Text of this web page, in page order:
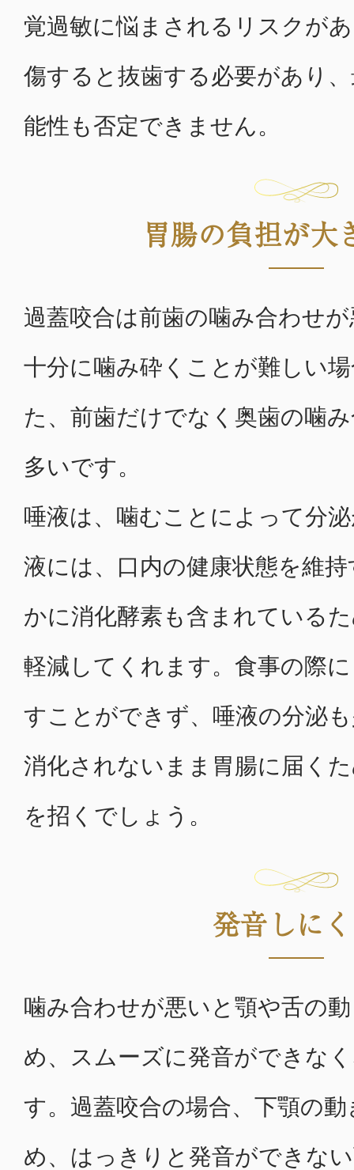
覚過敏に悩まされるリスクが
傷すると抜歯する必要があり
能性も否定できません。
胃腸の負担が大
過蓋咬合は前歯の噛み合わせ
十分に噛み砕くことが難しい
た、前歯だけでなく奥歯の噛
多いです。
唾液は、噛むことによって分
液には、口内の健康状態を維
かに消化酵素も含まれている
軽減してくれます。食事の際
すことができず、唾液の分泌
消化されないまま胃腸に届く
を招くでしょう。
発音しに
噛み合わせが悪いと顎や舌の
め、スムーズに発音ができな
す。過蓋咬合の場合、下顎の
め、はっきりと発音ができな